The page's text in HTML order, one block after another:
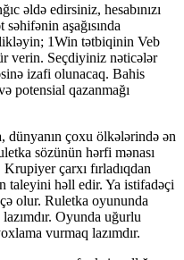
əldə edirsiniz, hesabınızı
aşağısında
1Win tətbiqinin Veb
verin. Seçdiyiniz nəticələr
izafi olunacaq. Bahis
potensial qazanmağı
dünyanın çoxu ölkələrində ən
sözünün hərfi mənası
çarxı fırladıqdan
taleyini həll edir. Ya istifadəçi
olur. Ruletka oyununda
Oyunda uğurlu
vurmaq lazımdır.